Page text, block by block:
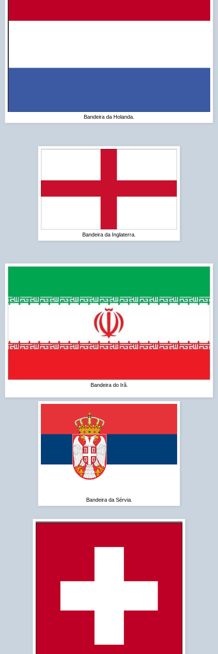
Bandeira da Holanda.
Bandeira da Inglaterra.
Bandeira do Irã.
Bandeira da Sérvia.